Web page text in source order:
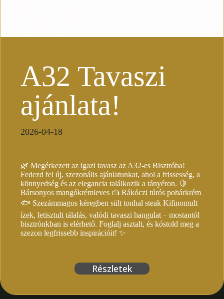
A32 Tavaszi
ajánlata!
2026-04-18
🌿 Megérkezett az igazi tavasz az A32-es Bisztróba!
Fedezd fel új, szezonális ajánlatunkat, ahol a frissesség, a
könnyedség és az elegancia találkozik a tányéron. 🍋
Bársonyos mangókrémleves 🍰 Rákóczi túrós pohárkrém
🐟 Szezámmagos kéregben sült tonhal steak Kifinomult
ízek, letisztult tálalás, valódi tavaszi hangulat – mostantól
bisztrónkban is elérhető. Foglalj asztalt, és kóstold meg a
szezon legfrissebb inspirációit! ✨
Részletek